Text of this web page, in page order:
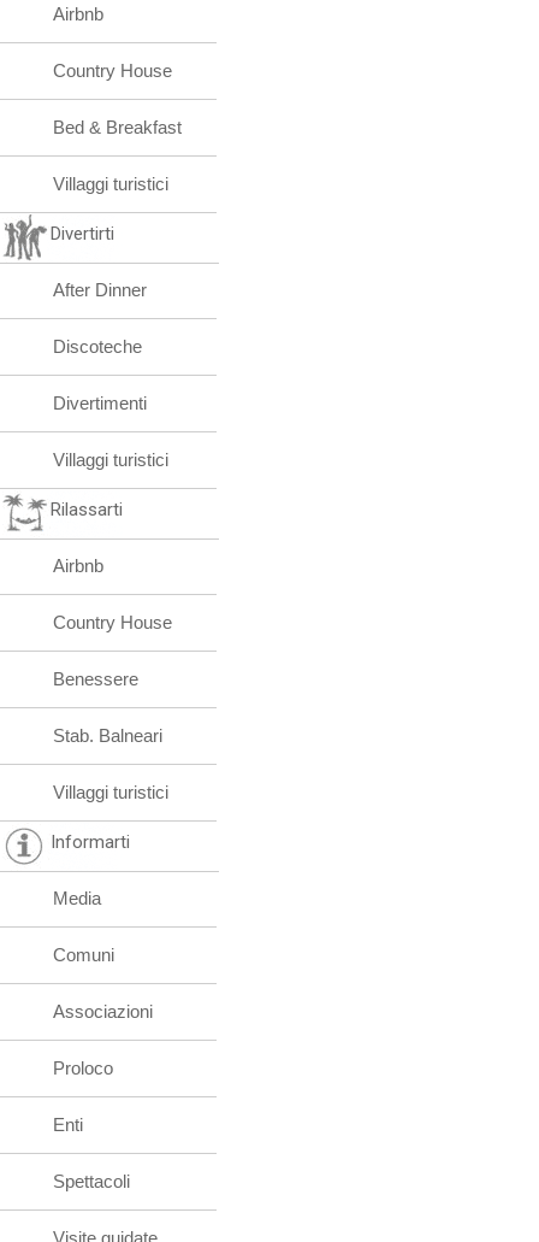
Airbnb
Country House
Bed & Breakfast
Villaggi turistici
Divertirti
After Dinner
Discoteche
Divertimenti
Villaggi turistici
Rilassarti
Airbnb
Country House
Benessere
Stab. Balneari
Villaggi turistici
Informarti
Media
Comuni
Associazioni
Proloco
Enti
Spettacoli
Visite guidate